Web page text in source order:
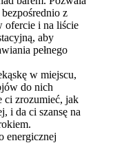
z
ofercie i na liście
aby
pełnego
w miejscu,
do nich
ci zrozumieć, jak
i da ci szansę na
energicznej